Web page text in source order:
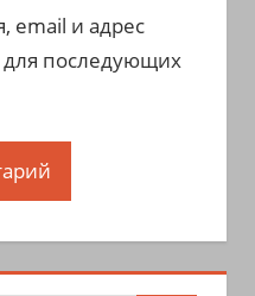
email и адрес
для последующих